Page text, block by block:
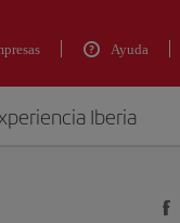
Ayuda
Iberia